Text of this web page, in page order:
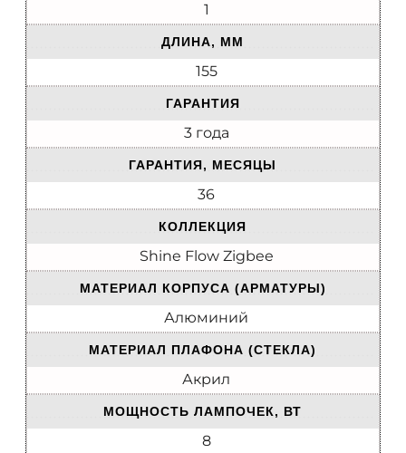
1
ДЛИНА, ММ
155
ГАРАНТИЯ
3 года
ГАРАНТИЯ, МЕСЯЦЫ
36
КОЛЛЕКЦИЯ
Shine Flow Zigbee
МАТЕРИАЛ КОРПУСА (АРМАТУРЫ)
Алюминий
МАТЕРИАЛ ПЛАФОНА (СТЕКЛА)
Акрил
МОЩНОСТЬ ЛАМПОЧЕК, ВТ
8